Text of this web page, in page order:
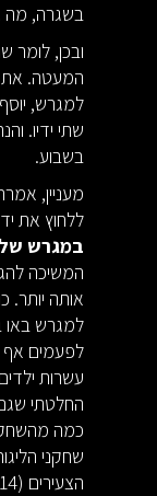
בשגרה, מה
ובכן, לומר
המעטה. את
למגרש,
שתי ידיו.
בשבוע.
מעניין,
ללחוץ את
במגרש
המשיכה
אותה יותר.
לפעמים אף
עשרות
החלטתי
כמה
שחקני
הצעירים (13-14) לבין הבוגרים יותר (15-16).